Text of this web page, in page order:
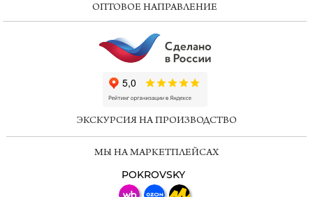
ОПТОВОЕ НАПРАВЛЕНИЕ
ЭКСКУРСИЯ НА ПРОИЗВОДСТВО
МЫ НА МАРКЕТПЛЕЙСАХ
POKROVSKY